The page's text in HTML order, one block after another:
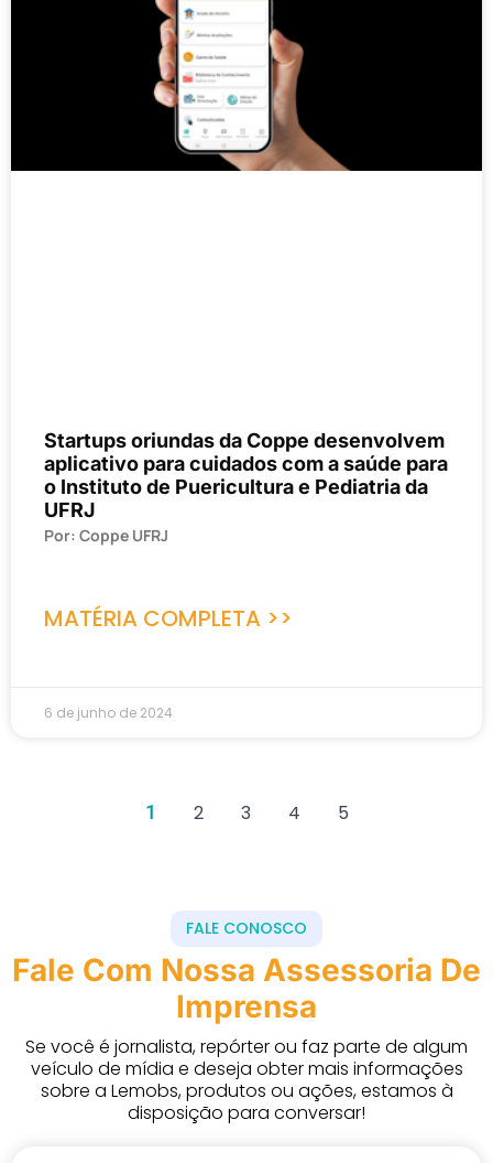
Startups oriundas da Coppe desenvolvem
aplicativo para cuidados com a saúde para
o Instituto de Puericultura e Pediatria da
UFRJ
Por: Coppe UFRJ
MATÉRIA COMPLETA >>
6 de junho de 2024
1 2 3 4 5
FALE CONOSCO
Fale Com Nossa Assessoria De
Imprensa
Se você é jornalista, repórter ou faz parte de algum
veículo de mídia e deseja obter mais informações
sobre a Lemobs, produtos ou ações, estamos à
disposição para conversar!